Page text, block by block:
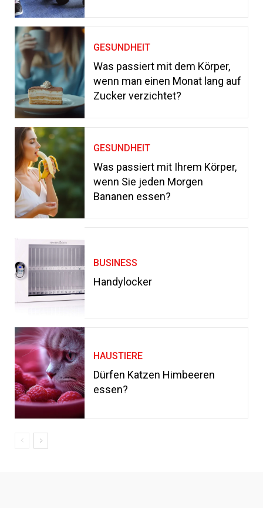
GESUNDHEIT
Was passiert mit dem Körper,
wenn man einen Monat lang auf
Zucker verzichtet?
GESUNDHEIT
Was passiert mit Ihrem Körper,
wenn Sie jeden Morgen
Bananen essen?
BUSINESS
Handylocker
HAUSTIERE
Dürfen Katzen Himbeeren
essen?